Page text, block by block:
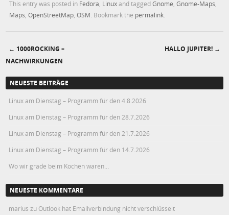
This entry was posted in Fedora Linuxand taggedGnome ,Gnome-Maps
Maps ,OpenStreetMap ,OSM . Bookmark the permalink
Post navigation
← 1000ROCKING –
NACHWIRKUNGEN
HALLO JUPITER! →
NEUESTE BEITRÄGE
Linux am Dienstag – Programm für den 4.8.2026
Linux am Dienstag – Programm für den 28.7.2026
Linux am Dienstag – Programm für den 21.7.2026
Linux am Dienstag – Programm für den 14.7.2026
Wo wir grade beim Kochen waren…
NEUESTE KOMMENTARE
marius zu Outlook hat Emailverbindung nicht verschlüsselt